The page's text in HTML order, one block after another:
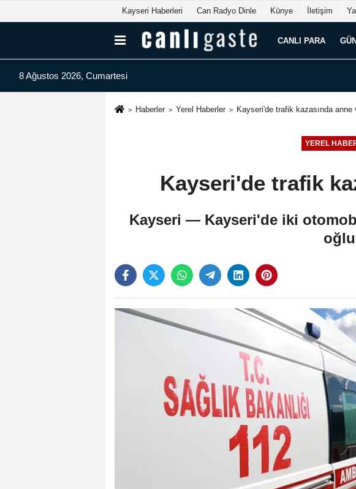
Kayseri Haberleri Can Radyo Dinle Künye İletişim
CANLI PARA
8 Ağustos 2026, Cumartesi
Haberler Yerel Haberler Kayseri'de trafik kazasında anne
YEREL
Kayseri'de trafik
Kayseri — Kayseri'de iki
oğlu